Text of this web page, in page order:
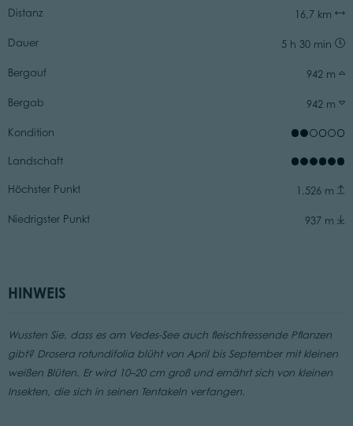
Distanz 16,7 km
Dauer 5 h 30 min
Bergauf 942 m
Bergab 942 m
Kondition
Landschaft
Höchster Punkt 1.526 m
Niedrigster Punkt 937 m
HINWEIS
Wussten Sie, dass es am Vedes-See auch fleischfressende Pflanzen
gibt? Drosera rotundifolia blüht von April bis September mit kleinen
weißen Blüten. Er wird 10–20 cm groß und ernährt sich von kleinen
Insekten, die sich in seinen Tentakeln verfangen.